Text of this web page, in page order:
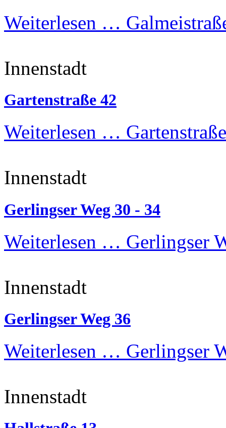
Weiterlesen …
Innenstadt
Gartenstraße 42
Weiterlesen …
Innenstadt
Gerlingser Weg 30 - 34
Weiterlesen … Gerlingser
Innenstadt
Gerlingser Weg 36
Weiterlesen … Gerlingser
Innenstadt